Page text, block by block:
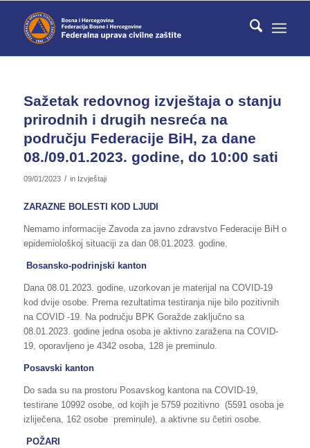
Sažetak redovnog izvještaja o stanju
prirodnih i drugih nesreća na
području Federacije BiH, za dane
08./09.01.2023. godine, do 10:00 sati
09/01/2023 / in Izvještaji
ZARAZNE BOLESTI KOD LJUDI
Nemamo informacije Zavoda za javno zdravstvo Federacije BiH o
epidemiološkoj situaciji za dan 08.01.2023. godine.
Bosansko-podrinjski kanton
Dana 08.01.2023. godine, uzorkovan je materijal na COVID-19
kod dvije osobe. Prema rezultatima testiranja nije bilo pozitivnih
na COVID -19. Na području BPK Goražde zaključno sa
08.01.2023. godine jedna osoba je aktivno zaražena na COVID-
19, oporavljeno je 4342 osoba, 128 je preminulo.
Posavski kanton
Do sada su na prostoru Posavskog kantona na COVID-19,
testirane 10992 osobe, od kojih je 5759 pozitivno (5591 osoba je
izliječena, 162 osobe preminule), a aktivne su četiri osobe.
POŽARI